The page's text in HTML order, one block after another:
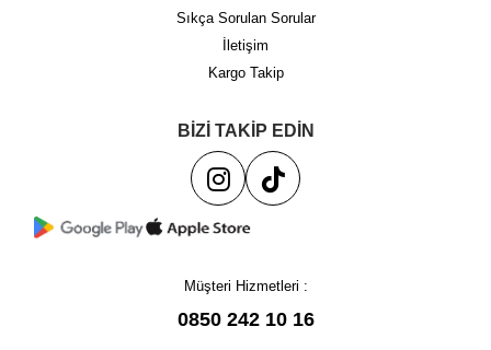
Sıkça Sorulan Sorular
İletişim
Kargo Takip
BİZİ TAKİP EDİN
Müşteri Hizmetleri :
0850 242 10 16